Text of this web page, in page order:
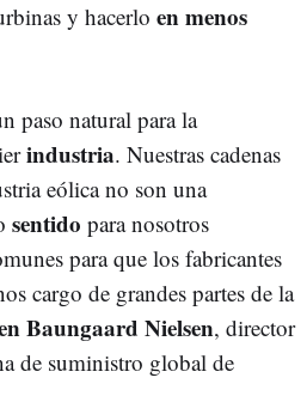
y hacerlo en menos
paso natural para la
industria. Nuestras cadenas
eólica no son una
sentido para nosotros
para que los fabricantes
cargo de grandes partes de la
Baungaard Nielsen, director
de suministro global de